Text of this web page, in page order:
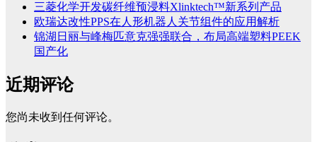
三菱化学开发碳纤维预浸料Xlinktech™新系列产品
欧瑞达改性PPS在人形机器人关节组件的应用解析
锦湖日丽与峰梅匹意克强强联合，布局高端塑料PEEK
国产化
近期评论
您尚未收到任何评论。